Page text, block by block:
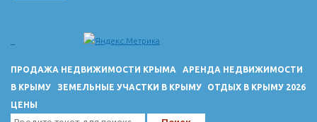
ПРОДАЖА НЕДВИЖИМОСТИ КРЫМА
АРЕНДА НЕДВИЖИМОСТИ
В КРЫМУ
ЗЕМЕЛЬНЫЕ УЧАСТКИ В КРЫМУ
ОТДЫХ В КРЫМУ 2026
ЦЕНЫ